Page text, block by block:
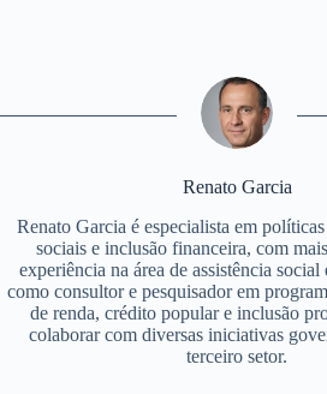
Renato Garcia
Renato Garcia é especialista em
sociais e inclusão financeira, com
experiência na área de assistência
como consultor e pesquisador em
de renda, crédito popular e inclusão
colaborar com diversas iniciativas
terceiro setor.